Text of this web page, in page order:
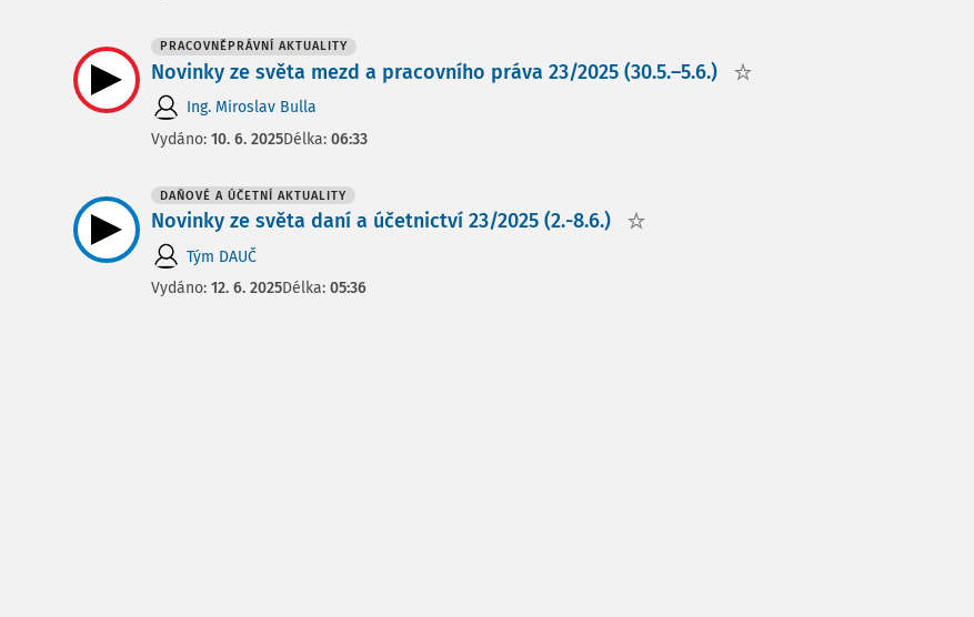
PRACOVNĚPRÁVNÍ AKTUALITY
Novinky ze světa mezd a pracovního práva 23/2025 (30.5.–5.6.)
Ing. Miroslav Bulla
Vydáno: 10. 6. 2025Délka: 06:33
DAŇOVÉ A ÚČETNÍ AKTUALITY
Novinky ze světa daní a účetnictví 23/2025 (2.-8.6.)
Tým DAUČ
Vydáno: 12. 6. 2025Délka: 05:36